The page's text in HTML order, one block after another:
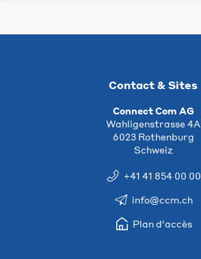
Contact & Sites
Connect Com AG
Wahligenstrasse 4A
6023 Rothenburg
Schweiz
+41 41 854 00 00
info@ccm.ch
Plan d'accès